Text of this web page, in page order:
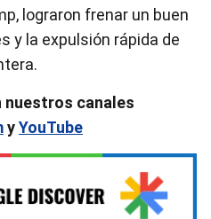
lograron frenar un buen
y la expulsión rápida de
canales
yYouTube